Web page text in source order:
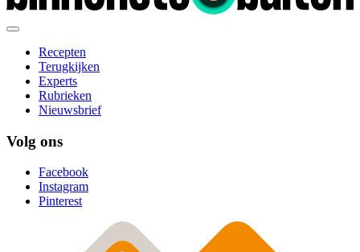
Recepten
Terugkijken
Experts
Rubrieken
Nieuwsbrief
Volg ons
Facebook
Instagram
Pinterest